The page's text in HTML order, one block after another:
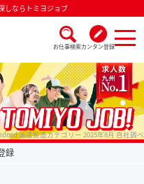
しならトミヨジョブ
お仕事検索カンタン登録
派遣製造カテゴリー 2025年8月 自社調べ
録